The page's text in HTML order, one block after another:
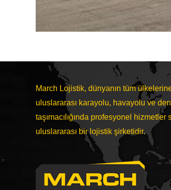
March Lojistik, dünyanın tüm
uluslararası karayolu, havayolu ve
taşımacılığında profesyonel hizmetler
uluslararası bir lojistik şirketidir.